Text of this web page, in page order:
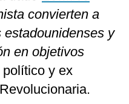
convierten a
y
en objetivos
y ex